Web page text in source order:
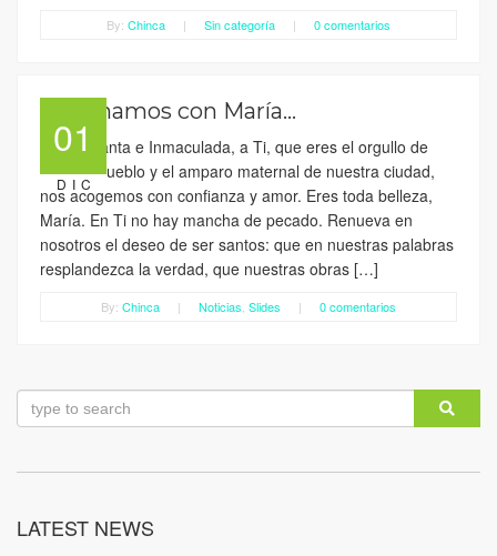
By: Chinca | Sin categoría | 0 comentarios
01
DIC
Caminamos con María…
Virgen Santa e Inmaculada, a Ti, que eres el orgullo de
nuestro pueblo y el amparo maternal de nuestra ciudad,
nos acogemos con confianza y amor. Eres toda belleza,
María. En Ti no hay mancha de pecado. Renueva en
nosotros el deseo de ser santos: que en nuestras palabras
resplandezca la verdad, que nuestras obras […]
By: Chinca | Noticias Slides | 0 comentarios
LATEST NEWS